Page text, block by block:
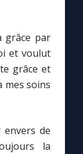
grâce par
et voulut
grâce et
mes soins
de
la